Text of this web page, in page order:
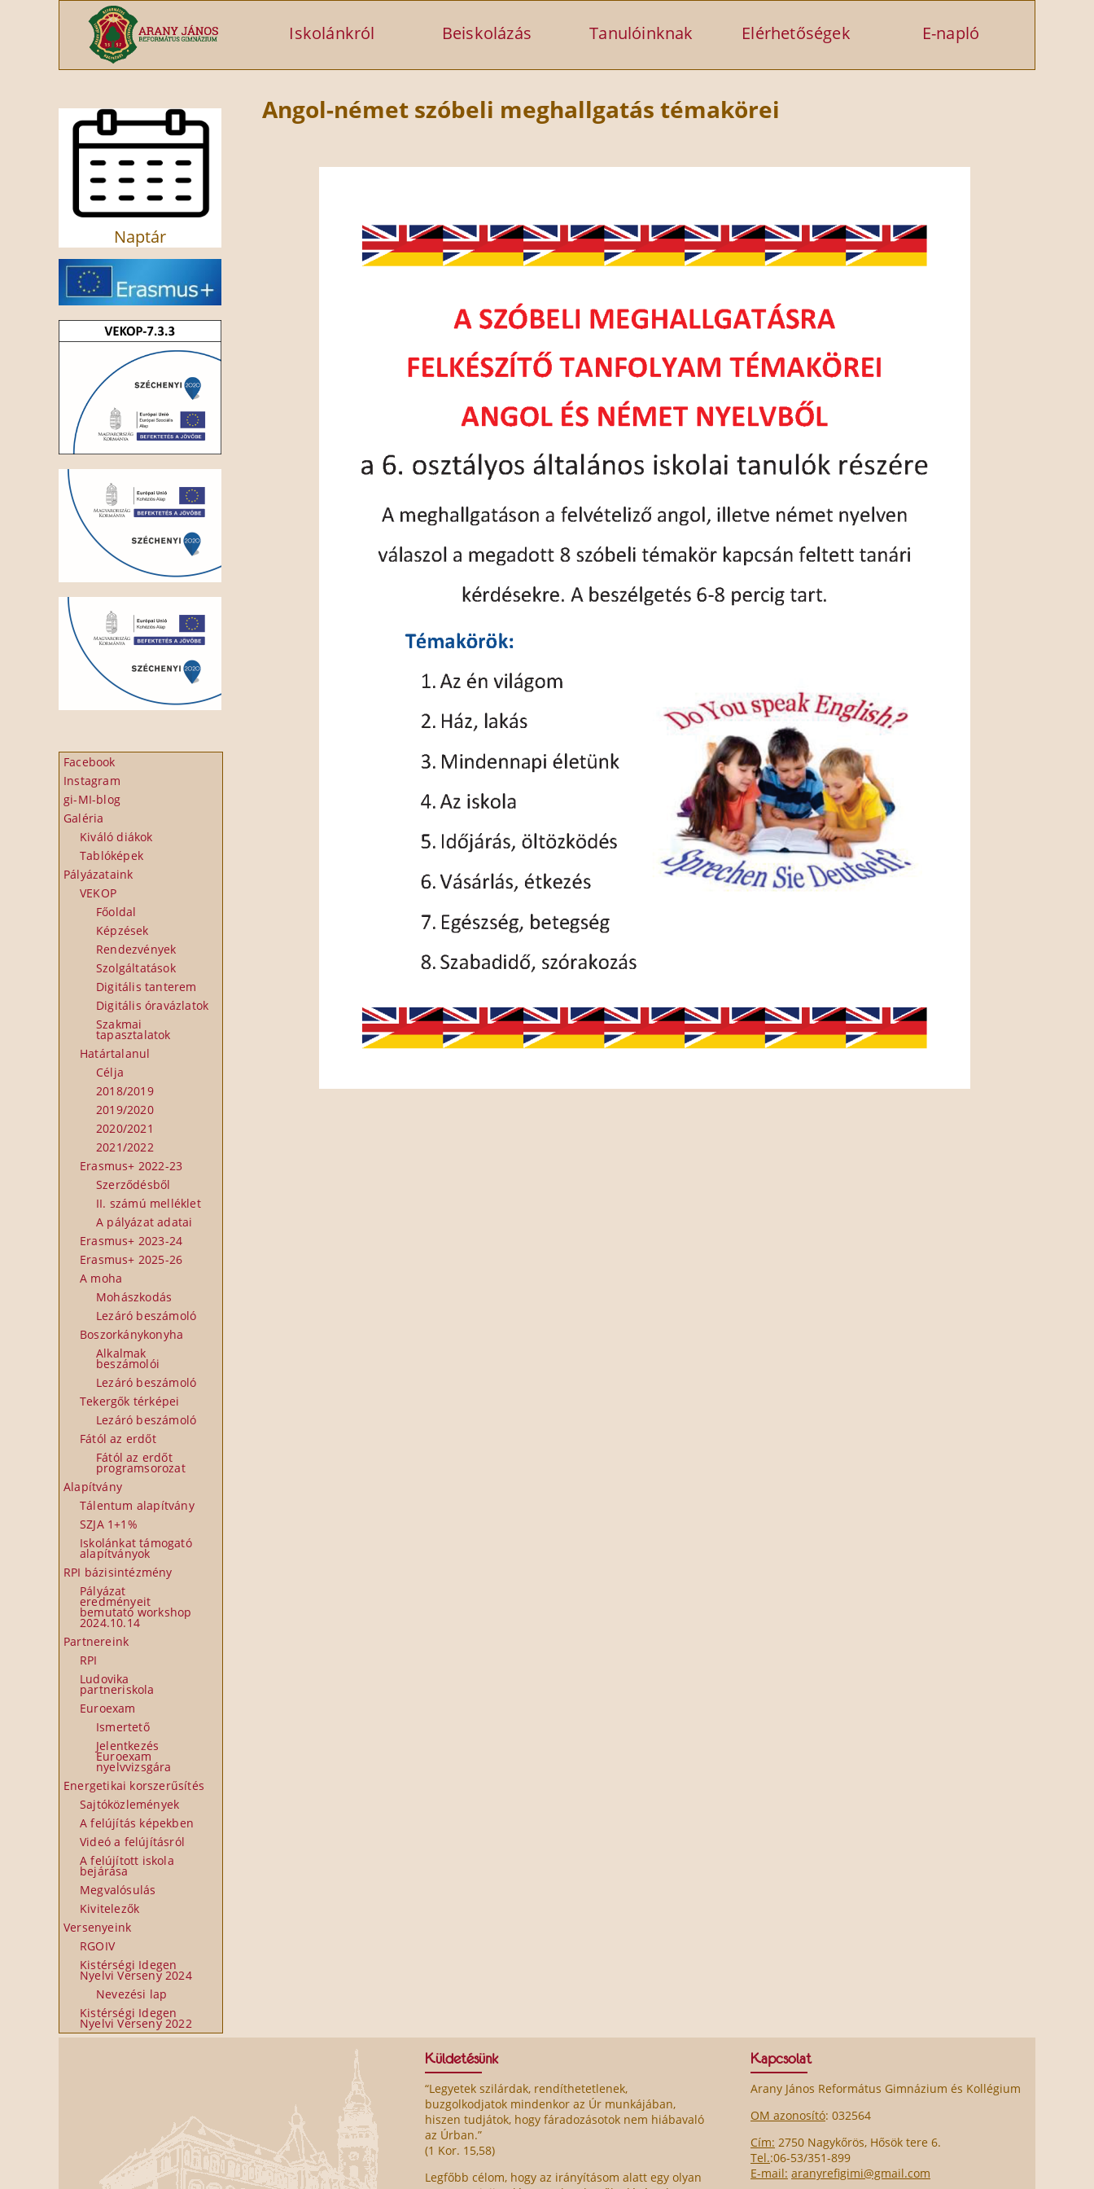
Ugrás a tartalomra
Iskolánkról Beiskolázás Tanulóinknak Elérhetőségek E-napló
Naptár
Facebook
Instagram
gi-MI-blog
Galéria
Kiváló diákok
Tablóképek
Pályázataink
VEKOP
Főoldal
Képzések
Rendezvények
Szolgáltatások
Digitális tanterem
Digitális óravázlatok
Szakmai
tapasztalatok
Határtalanul
Célja
2018/2019
2019/2020
2020/2021
2021/2022
Erasmus+ 2022-23
Szerződésből
II. számú melléklet
A pályázat adatai
Erasmus+ 2023-24
Erasmus+ 2025-26
A moha
Mohászkodás
Lezáró beszámoló
Boszorkánykonyha
Alkalmak
beszámolói
Lezáró beszámoló
Tekergők térképei
Lezáró beszámoló
Fától az erdőt
Fától az erdőt
programsorozat
Alapítvány
Tálentum alapítvány
SZJA 1+1%
Iskolánkat támogató
alapítványok
RPI bázisintézmény
Pályázat
eredményeit
bemutató workshop
2024.10.14
Partnereink
RPI
Ludovika
partneriskola
Euroexam
Ismertető
Jelentkezés
Euroexam
nyelvvizsgára
Energetikai korszerűsítés
Sajtóközlemények
A felújítás képekben
Videó a felújításról
A felújított iskola
bejárása
Megvalósulás
Kivitelezők
Versenyeink
RGOIV
Kistérségi Idegen
Nyelvi Verseny 2024
Nevezési lap
Kistérségi Idegen
Nyelvi Verseny 2022
Angol-német szóbeli meghallgatás témakörei
Küldetésünk
“Legyetek szilárdak, rendíthetetlenek,
buzgolkodjatok mindenkor az Úr munkájában,
hiszen tudjátok, hogy fáradozásotok nem hiábavaló
az Úrban.”
(1 Kor. 15,58)
Legfőbb célom, hogy az irányításom alatt egy olyan
Kapcsolat
Arany János Református Gimnázium és Kollégium
OM azonosító: 032564
Cím: 2750 Nagykőrös, Hősök tere 6.
Tel.:06-53/351-899
E-mail: aranyrefigimi@gmail.com